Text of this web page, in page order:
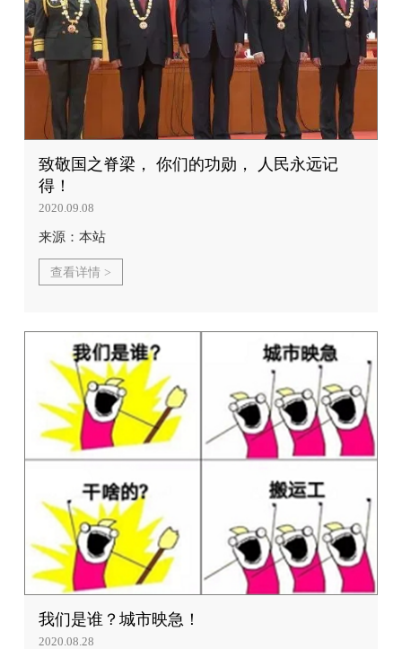
致敬国之脊梁， 你们的功勋， 人民永远记
得！
2020.09.08
来源：本站
查看详情 >
我们是谁？城市映急！
2020.08.28